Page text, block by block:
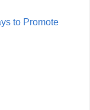
to Promote